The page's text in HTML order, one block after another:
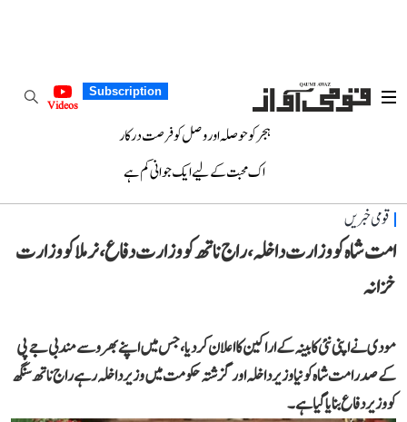
Subscription
Videos
ہجر کو حوصلہ اور وصل کو فرصت درکار
اک محبت کے لیے ایک جوانی کم ہے
قومی خبریں
امت شاہ کو وزارت داخلہ، راج ناتھ کو وزارت دفاع، نرملا کو وزارت
خزانہ
مودی نے اپنی نئی کابینہ کے اراکین کا اعلان کردیا، جس میں اپنے بھروسے مند بی جے پی
کے صدر امت شاہ کو نیا وزیر داخلہ اور گزشتہ حکومت میں وزیر داخلہ رہے راج ناتھ سنگھ
کو وزیر دفاع بنایا گیا ہے۔